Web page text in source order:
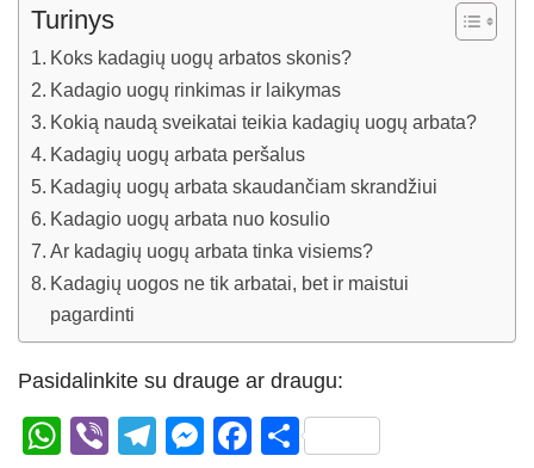
Turinys
Koks kadagių uogų arbatos skonis?
Kadagio uogų rinkimas ir laikymas
Kokią naudą sveikatai teikia kadagių uogų arbata?
Kadagių uogų arbata peršalus
Kadagių uogų arbata skaudančiam skrandžiui
Kadagio uogų arbata nuo kosulio
Ar kadagių uogų arbata tinka visiems?
Kadagių uogos ne tik arbatai, bet ir maistui
pagardinti
Pasidalinkite su drauge ar draugu:
W
Vi
T
M
F
S